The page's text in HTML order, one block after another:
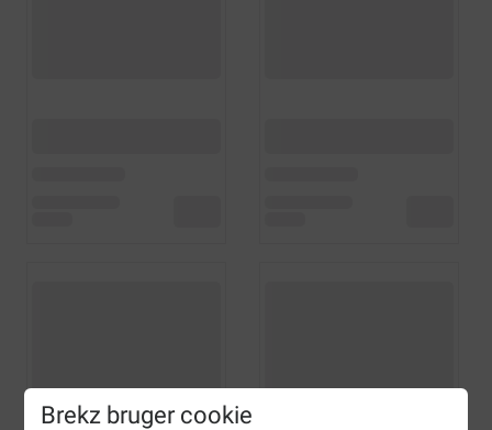
Brekz bruger cookie